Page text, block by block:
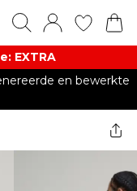
EXTRA​
en bewerkte